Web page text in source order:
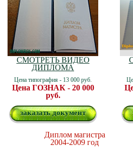
СМОТРЕТЬ ВИДЕО
ДИПЛОМА
Цена типография - 13 000 руб.
Цена ГОЗНАК - 20 000
руб.
заказать документ
Диплом магистра
2004-2009 год